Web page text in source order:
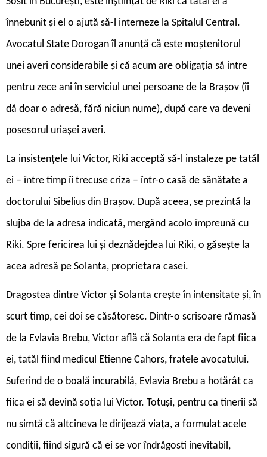
înnebunit și el o ajută să-l interneze la Spitalul Central.
Avocatul State Dorogan îl anunță că este moștenitorul
unei averi considerabile și că acum are obligația să intre
pentru zece ani în serviciul unei persoane de la Brașov (îi
dă doar o adresă, fără niciun nume), după care va deveni
posesorul uriașei averi.
La insistențele lui Victor, Riki acceptă să-l instaleze pe tatăl
ei – între timp îi trecuse criza – într-o casă de sănătate a
doctorului Sibelius din Brașov. După aceea, se prezintă la
slujba de la adresa indicată, mergând acolo împreună cu
Riki. Spre fericirea lui și deznădejdea lui Riki, o găsește la
acea adresă pe Solanta, proprietara casei.
Dragostea dintre Victor și Solanta crește în intensitate și, în
scurt timp, cei doi se căsătoresc. Dintr-o scrisoare rămasă
de la Evlavia Brebu, Victor află că Solanta era de fapt fiica
ei, tatăl fiind medicul Etienne Cahors, fratele avocatului.
Suferind de o boală incurabilă, Evlavia Brebu a hotărât ca
fiica ei să devină soția lui Victor. Totuși, pentru ca tinerii să
nu simtă că altcineva le dirijează viața, a formulat acele
condiții, fiind sigură că ei se vor îndrăgosti inevitabil,